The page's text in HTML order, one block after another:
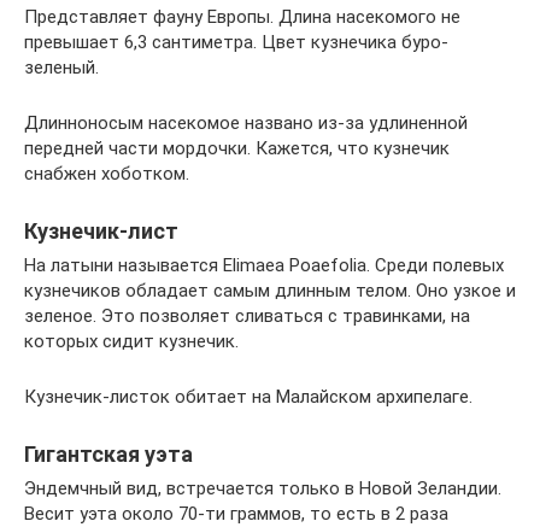
Представляет фауну Европы. Длина насекомого не
превышает 6,3 сантиметра. Цвет кузнечика буро-
зеленый.
Длинноносым насекомое названо из-за удлиненной
передней части мордочки. Кажется, что кузнечик
снабжен хоботком.
Кузнечик-лист
На латыни называется Elimaea Poaefolia. Среди полевых
кузнечиков обладает самым длинным телом. Оно узкое и
зеленое. Это позволяет сливаться с травинками, на
которых сидит кузнечик.
Кузнечик-листок обитает на Малайском архипелаге.
Гигантская уэта
Эндемчный вид, встречается только в Новой Зеландии.
Весит уэта около 70-ти граммов, то есть в 2 раза